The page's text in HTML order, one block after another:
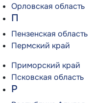
Орловская область
П
Пензенская область
Пермский край
Приморский край
Псковская область
Р